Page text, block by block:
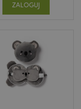
ZALOGUJ
www.puckator.pl